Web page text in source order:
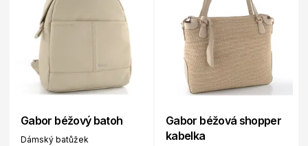
Gabor béžový batoh
Dámský batůžek
Gabor béžová shopper
kabelka